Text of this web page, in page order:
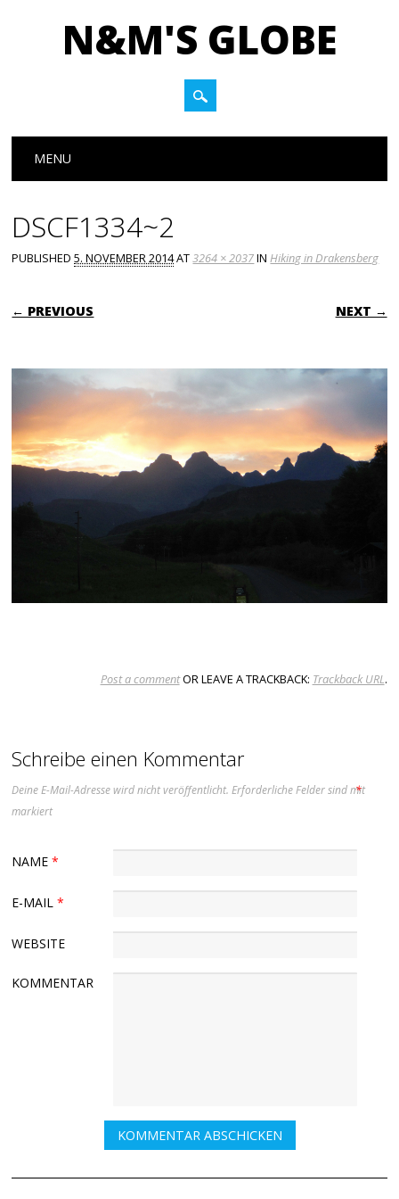
N&M'S GLOBE
Main menu
MENU
DSCF1334~2
PUBLISHED5. NOVEMBER 2014AT3264 × 2037INHiking in Drakensberg
← PREVIOUS NEXT →
Post a commentOR LEAVE A TRACKBACK: Trackback URL.
Schreibe einen Kommentar
Deine E-Mail-Adresse wird nicht veröffentlicht. Erforderliche Felder sind mit
*
markiert
NAME*
E-MAIL*
WEBSITE
KOMMENTAR